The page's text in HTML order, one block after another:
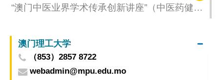
“澳门中医业界学术传承创新讲座”（中医药健康
澳门理工大学
（853）2857 8722
webadmin@mpu.edu.mo